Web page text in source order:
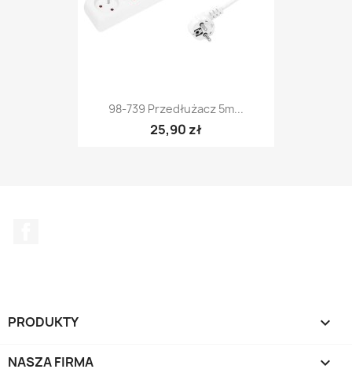
98-739 Przedłużacz 5m...
25,90 zł
PRODUKTY 
NASZA FIRMA 